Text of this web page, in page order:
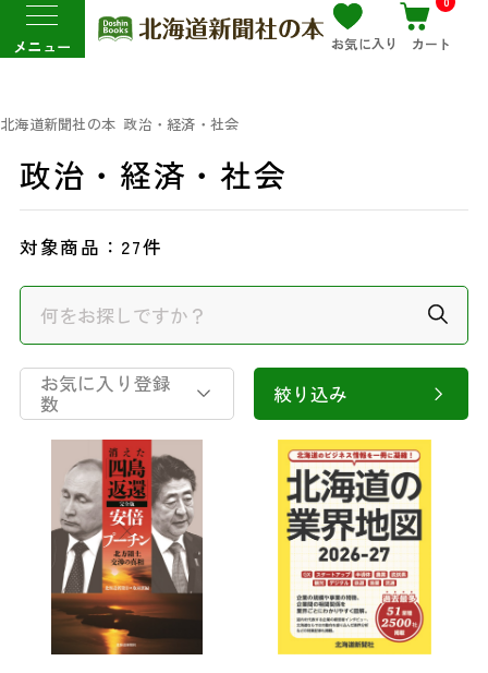
メニュー お気に入り カート
北海道新聞社の本 政治・経済・社会
政治・経済・社会
対象商品： 27件
お気に入り登録
数 絞り込み